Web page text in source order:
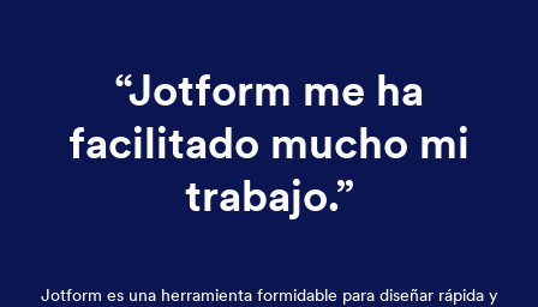
“Jotform me ha
facilitado mucho mi
trabajo.”
Jotform es una herramienta formidable para diseñar rápida y